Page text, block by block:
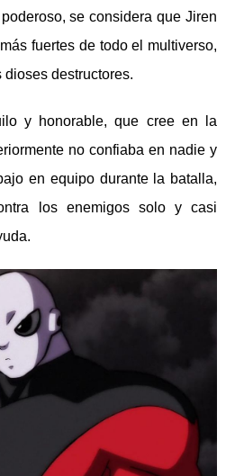
se considera que Jiren
fuertes de todo el multiverso,
destructores.
y honorable, que cree en la
no confiaba en nadie y
en equipo durante la batalla,
los enemigos solo y casi